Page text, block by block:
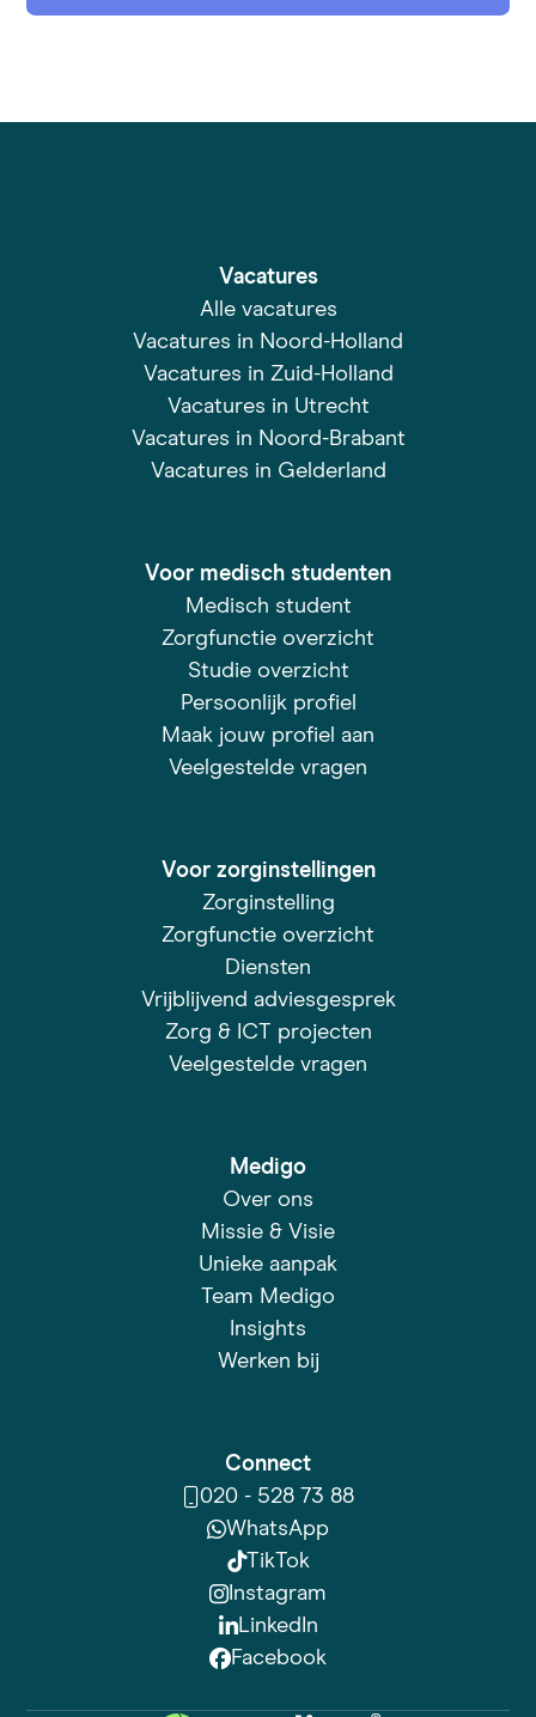
Vacatures
Alle vacatures
Vacatures in Noord-Holland
Vacatures in Zuid-Holland
Vacatures in Utrecht
Vacatures in Noord-Brabant
Vacatures in Gelderland
Voor medisch studenten
Medisch student
Zorgfunctie overzicht
Studie overzicht
Persoonlijk profiel
Maak jouw profiel aan
Veelgestelde vragen
Voor zorginstellingen
Zorginstelling
Zorgfunctie overzicht
Diensten
Vrijblijvend adviesgesprek
Zorg & ICT projecten
Veelgestelde vragen
Medigo
Over ons
Missie & Visie
Unieke aanpak
Team Medigo
Insights
Werken bij
Connect
020 - 528 73 88
WhatsApp
TikTok
Instagram
LinkedIn
Facebook